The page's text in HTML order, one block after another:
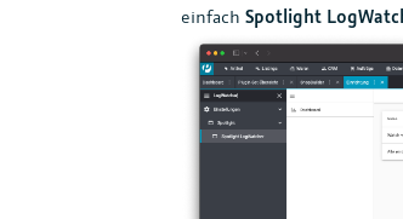
einfach Spotlight